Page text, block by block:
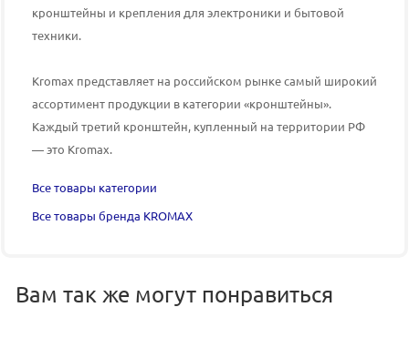
кронштейны и крепления для электроники и бытовой
техники.
Kromax представляет на российском рынке самый широкий
ассортимент продукции в категории «кронштейны».
Каждый третий кронштейн, купленный на территории РФ
— это Kromax.
Все товары категории
Все товары бренда KROMAX
Вам так же могут понравиться